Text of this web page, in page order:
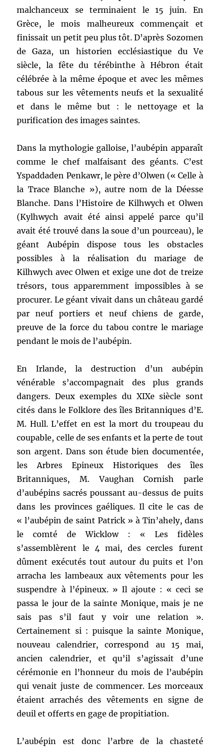
malchanceux se terminaient le 15 juin. En
Grèce, le mois malheureux commençait et
finissait un petit peu plus tôt. D’après Sozomen
de Gaza, un historien ecclésiastique du Ve
siècle, la fête du térébinthe à Hébron était
célébrée à la même époque et avec les mêmes
tabous sur les vêtements neufs et la sexualité
et dans le même but : le nettoyage et la
purification des images saintes.
Dans la mythologie galloise, l’aubépin apparaît
comme le chef malfaisant des géants. C’est
Yspaddaden Penkawr, le père d’Olwen (« Celle à
la Trace Blanche »), autre nom de la Déesse
Blanche. Dans l’Histoire de Kilhwych et Olwen
(Kylhwych avait été ainsi appelé parce qu’il
avait été trouvé dans la soue d’un pourceau), le
géant Aubépin dispose tous les obstacles
possibles à la réalisation du mariage de
Kilhwych avec Olwen et exige une dot de treize
trésors, tous apparemment impossibles à se
procurer. Le géant vivait dans un château gardé
par neuf portiers et neuf chiens de garde,
preuve de la force du tabou contre le mariage
pendant le mois de l’aubépin.
En Irlande, la destruction d’un aubépin
vénérable s’accompagnait des plus grands
dangers. Deux exemples du XIXe siècle sont
cités dans le Folklore des îles Britanniques d’E.
M. Hull. L’effet en est la mort du troupeau du
coupable, celle de ses enfants et la perte de tout
son argent. Dans son étude bien documentée,
les Arbres Epineux Historiques des îles
Britanniques, M. Vaughan Cornish parle
d’aubépins sacrés poussant au-dessus de puits
dans les provinces gaéliques. Il cite le cas de
« l’aubépin de saint Patrick » à Tin’ahely, dans
le comté de Wicklow : « Les fidèles
s’assemblèrent le 4 mai, des cercles furent
dûment exécutés tout autour du puits et l’on
arracha les lambeaux aux vêtements pour les
suspendre à l’épineux. » Il ajoute : « ceci se
passa le jour de la sainte Monique, mais je ne
sais pas s’il faut y voir une relation ».
Certainement si : puisque la sainte Monique,
nouveau calendrier, correspond au 15 mai,
ancien calendrier, et qu’il s’agissait d’une
cérémonie en l’honneur du mois de l’aubépin
qui venait juste de commencer. Les morceaux
étaient arrachés des vêtements en signe de
deuil et offerts en gage de propitiation.
L’aubépin est donc l’arbre de la chasteté